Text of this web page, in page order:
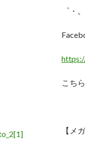
゜・
こち
【メ